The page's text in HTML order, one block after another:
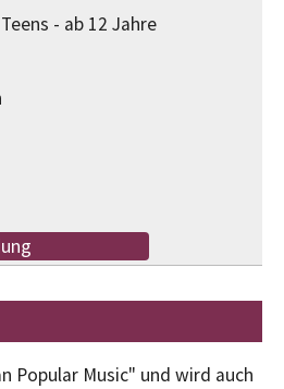
- ab 12 Jahre
Popular Music" und wird auch